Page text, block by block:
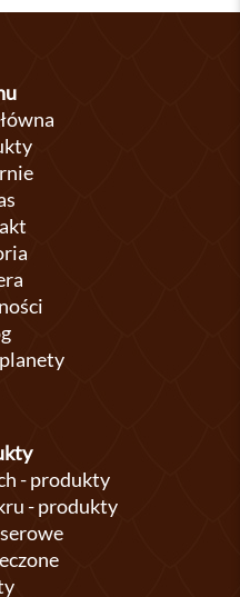
- produkty
- produkty